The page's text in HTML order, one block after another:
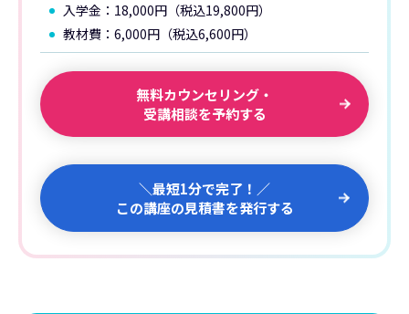
入学金：18,000円（税込19,800円）
教材費：6,000円（税込6,600円）
無料カウンセリング・
受講相談を予約する
＼最短1分で完了！／
この講座の見積書を発行する